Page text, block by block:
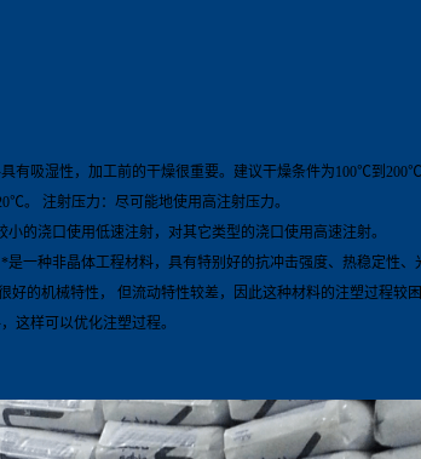
有吸湿性，加工前的干燥很重要。建议干燥条件为100℃到
。 注射压力：尽可能地使用高注射压力。
小的浇口使用低速注射，对其它类型的浇口使用高速注射。
是一种非晶体工程材料，具有特别好的抗冲击强度、热稳定性
好的机械特性， 但流动特性较差，因此这种材料的注塑过程
这样可以优化注塑过程。